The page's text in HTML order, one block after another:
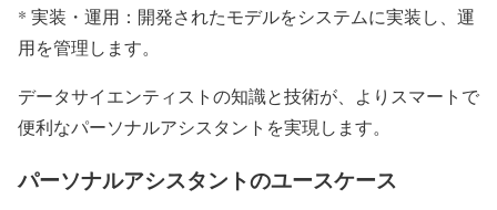
* 実装・運用：開発されたモデルをシステムに実装し、運
用を管理します。
データサイエンティストの知識と技術が、よりスマートで
便利なパーソナルアシスタントを実現します。
パーソナルアシスタントのユースケース